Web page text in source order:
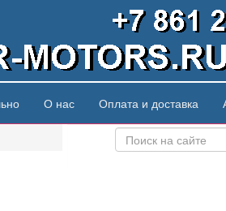
О нас Оплата и доставка